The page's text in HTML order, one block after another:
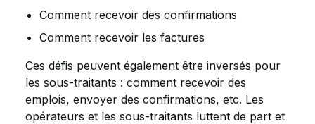
Comment recevoir des confirmations
Comment recevoir les factures
Ces défis peuvent également être inversés pour
les sous-traitants : comment recevoir des
emplois, envoyer des confirmations, etc. Les
opérateurs et les sous-traitants luttent de part et